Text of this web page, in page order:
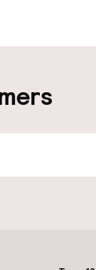
Openbaar